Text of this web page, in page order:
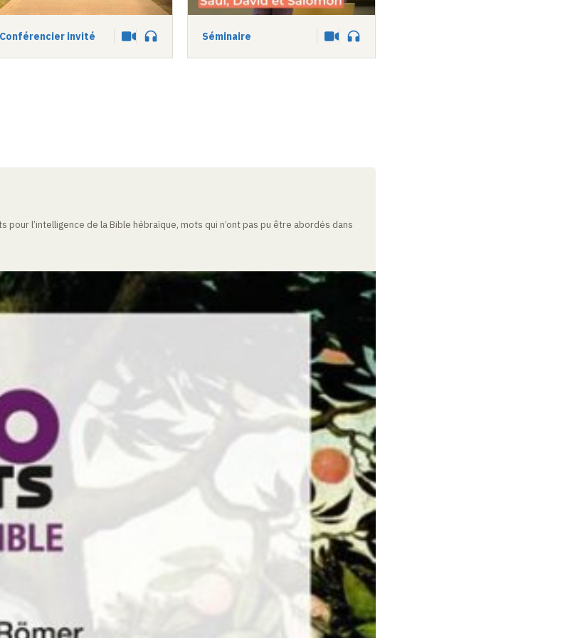
Conférencier invité VidéoAudio Séminaire VidéoAudio
l’intelligence de la Bible hébraïque, mots qui n’ont pas pu être abordés dans